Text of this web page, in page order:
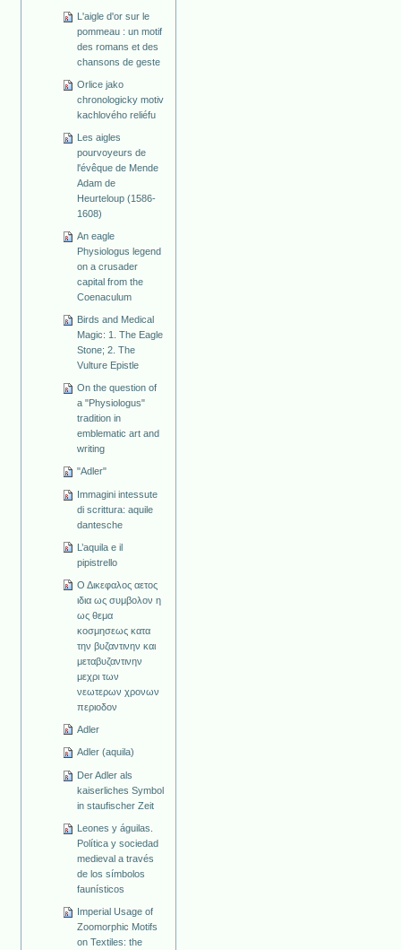
L'aigle d'or sur le
pommeau : un motif
des romans et des
chansons de geste
Orlice jako
chronologicky motiv
kachlového reliéfu
Les aigles
pourvoyeurs de
l'évêque de Mende
Adam de
Heurteloup (1586-
1608)
An eagle
Physiologus legend
on a crusader
capital from the
Coenaculum
Birds and Medical
Magic: 1. The Eagle
Stone; 2. The
Vulture Epistle
On the question of
a "Physiologus"
tradition in
emblematic art and
writing
"Adler"
Immagini intessute
di scrittura: aquile
dantesche
L’aquila e il
pipistrello
Ο Δικεφαλος αετος
ιδια ως συμβολον η
ως θεμα
κοσμησεως κατα
την βυζαντινην και
μεταβυζαντινην
μεχρι των
νεωτερων χρονων
περιοδον
Adler
Adler (aquila)
Der Adler als
kaiserliches Symbol
in staufischer Zeit
Leones y águilas.
Política y sociedad
medieval a través
de los símbolos
faunísticos
Imperial Usage of
Zoomorphic Motifs
on Textiles: the